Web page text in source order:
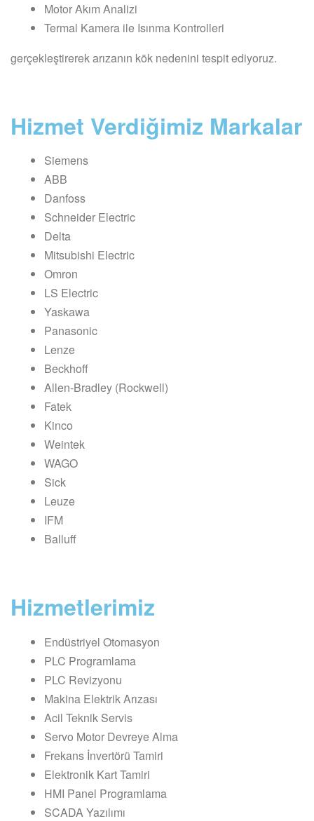
Motor Akım Analizi
Termal Kamera ile Isınma Kontrolleri
gerçekleştirerek arızanın kök nedenini tespit ediyoruz.
Hizmet Verdiğimiz Markalar
Siemens
ABB
Danfoss
Schneider Electric
Delta
Mitsubishi Electric
Omron
LS Electric
Yaskawa
Panasonic
Lenze
Beckhoff
Allen-Bradley (Rockwell)
Fatek
Kinco
Weintek
WAGO
Sick
Leuze
IFM
Balluff
Hizmetlerimiz
Endüstriyel Otomasyon
PLC Programlama
PLC Revizyonu
Makina Elektrik Arızası
Acil Teknik Servis
Servo Motor Devreye Alma
Frekans İnvertörü Tamiri
Elektronik Kart Tamiri
HMI Panel Programlama
SCADA Yazılımı